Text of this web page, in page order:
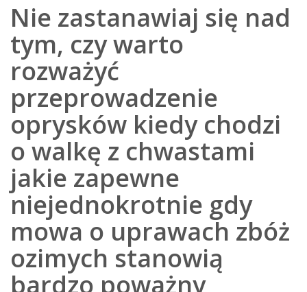
Nie zastanawiaj się nad
tym, czy warto
rozważyć
przeprowadzenie
oprysków kiedy chodzi
o walkę z chwastami
jakie zapewne
niejednokrotnie gdy
mowa o uprawach zbóż
ozimych stanowią
bardzo poważny